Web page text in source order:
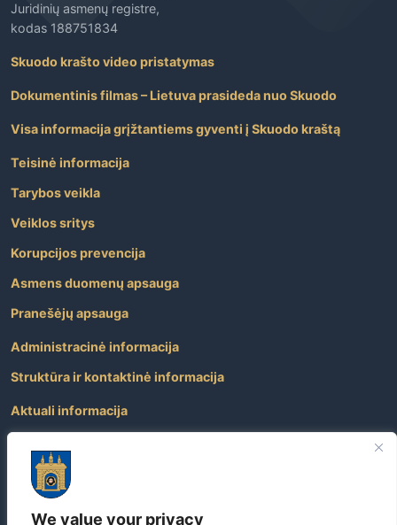
We value your privacy
Juridinių asmenų registre,
kodas 188751834
Skuodo krašto video pristatymas
Dokumentinis filmas – Lietuva prasideda nuo Skuodo
Visa informacija grįžtantiems gyventi į Skuodo kraštą
Teisinė informacija
Tarybos veikla
Veiklos sritys
Korupcijos prevencija
Asmens duomenų apsauga
Pranešėjų apsauga
Administracinė informacija
Struktūra ir kontaktinė informacija
Aktuali informacija
Atviri duomenys
Nuorodos